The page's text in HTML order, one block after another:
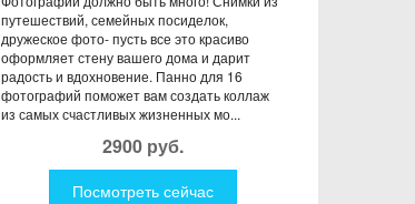
путешествий, семейных посиделок,
дружеское фото- пусть все это красиво
оформляет стену вашего дома и дарит
радость и вдохновение. Панно для 16
фотографий поможет вам создать коллаж
из самых счастливых жизненных мо...
2900 руб.
Посмотреть сейчас